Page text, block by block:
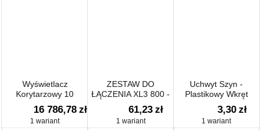
Wyświetlacz
Korytarzowy 10
Cyfrowy Dwustronny
16 786,78 zł
1 wariant
ZESTAW DO
ŁĄCZENIA XL3 800 -
020486 - LEGRAND
61,23 zł
1 wariant
Uchwyt Szyn -
Plastikowy Wkręt
śruba 6/4 Szary
3,30 zł
1 wariant